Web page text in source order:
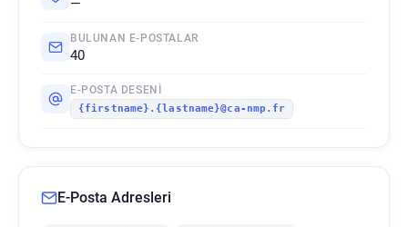
—
BULUNAN E-POSTALAR
40
E-POSTA DESENI
{firstname}.{lastname}@ca-nmp.fr
E-Posta Adresleri